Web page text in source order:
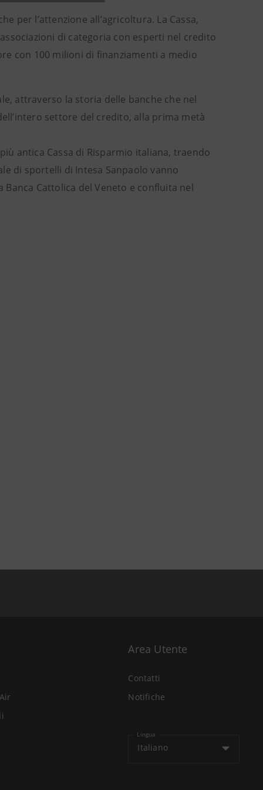
per l’attenzione all’agricoltura. La Cassa,
di categoria con esperti nel credito
con 100 milioni di finanziamenti a medio
attraverso la storia delle banche che nel
settore del credito, alla prima metà
antica Cassa di Risparmio italiana, traendo
di sportelli di Intesa Sanpaolo vanno
Cattolica del Veneto e confluita nel
Area Utente
Contatti
Notifiche
Lingua
Italiano